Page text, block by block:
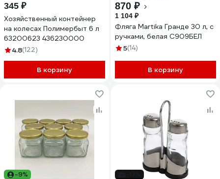
345 ₽
Хозяйственный контейнер
на колесах Полимербыт 6 л
63200623 436230000
4.8(122)
В корзину
870 ₽
1 104 ₽
Фляга Martika Гранде 30 л, с
ручками, белая С909БЕЛ
5(14)
В корзину
-9%